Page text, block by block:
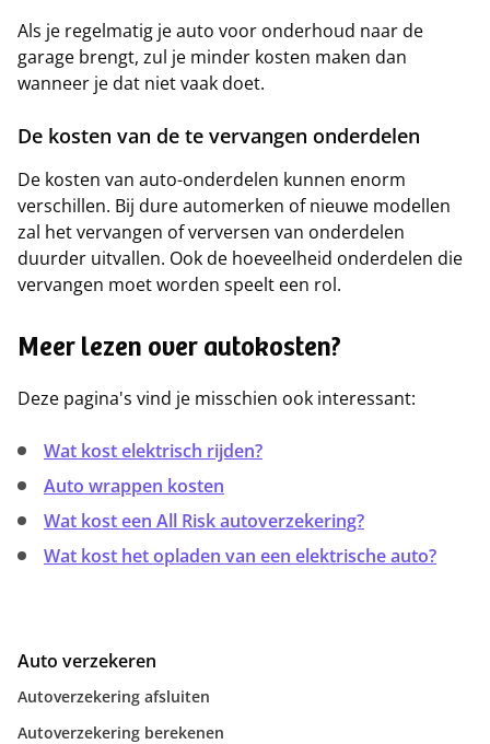
Als je regelmatig je auto voor onderhoud naar de
garage brengt, zul je minder kosten maken dan
wanneer je dat niet vaak doet.
De kosten van de te vervangen onderdelen
De kosten van auto-onderdelen kunnen enorm
verschillen. Bij dure automerken of nieuwe modellen
zal het vervangen of verversen van onderdelen
duurder uitvallen. Ook de hoeveelheid onderdelen die
vervangen moet worden speelt een rol.
Meer lezen over autokosten?
Deze pagina's vind je misschien ook interessant:
Wat kost elektrisch rijden?
Auto wrappen kosten
Wat kost een All Risk autoverzekering?
Wat kost het opladen van een elektrische auto?
Auto verzekeren
Autoverzekering afsluiten
Autoverzekering berekenen